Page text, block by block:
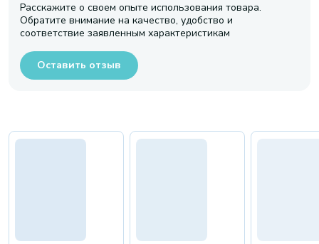
Расскажите о своем опыте использования товара.
Обратите внимание на качество, удобство и
соответствие заявленным характеристикам
Оставить отзыв